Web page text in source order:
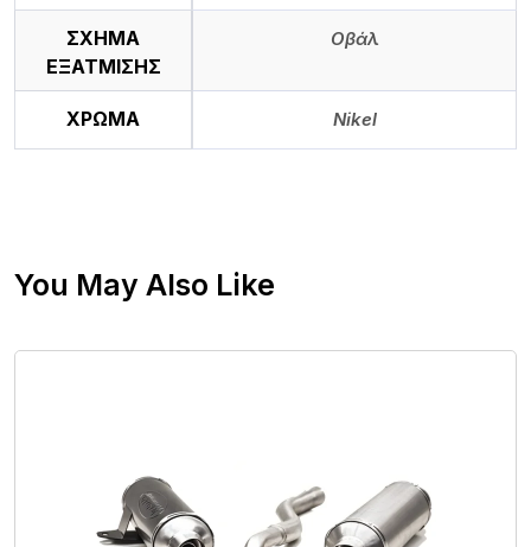
ΣΧΗΜΑ
ΕΞΑΤΜΙΣΗΣ
Οβάλ
ΧΡΩΜΑ Nikel
You May Also Like